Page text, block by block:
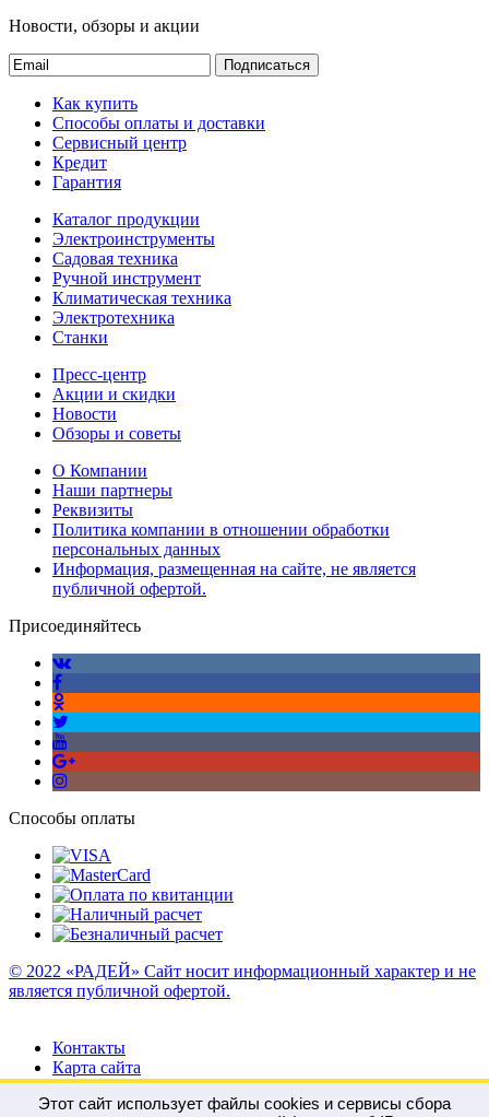
Новости, обзоры и акции
Подписаться
Как купить
Способы оплаты и доставки
Сервисный центр
Кредит
Гарантия
Каталог продукции
Электроинструменты
Садовая техника
Ручной инструмент
Климатическая техника
Электротехника
Станки
Пресс-центр
Акции и скидки
Новости
Обзоры и советы
О Компании
Наши партнеры
Реквизиты
Политика компании в отношении обработки
персональных данных
Информация, размещенная на сайте, не является
публичной офертой.
Присоединяйтесь
Способы оплаты
© 2022 «РАДЕЙ» Сайт носит информационный характер и не
является публичной офертой.
Контакты
Карта сайта
Этот сайт использует файлы cookies и сервисы сбора